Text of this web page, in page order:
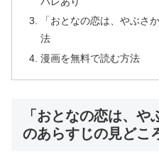
「おとなの恋は、やぶさ
法
漫画を無料で読む方法
「おとなの恋は、
のあらすじの見どこ